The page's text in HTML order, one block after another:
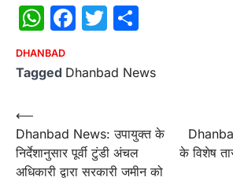
WhatsApp
Facebook
Twitter
DHANBAD
Tagged Dhanbad News
Post
navigation
⟵
Dhanbad News: उपायुक्त के
निर्देशानुसार पूर्वी टुंडी अंचल
अधिकारी द्वारा सरकारी जमीन को
के विशेष